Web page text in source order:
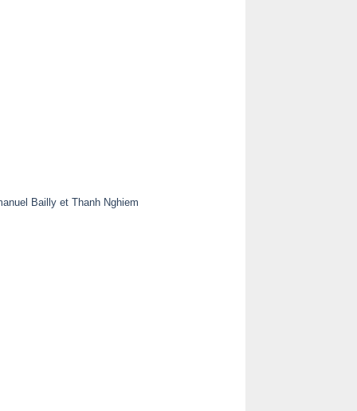
Bailly et Thanh Nghiem